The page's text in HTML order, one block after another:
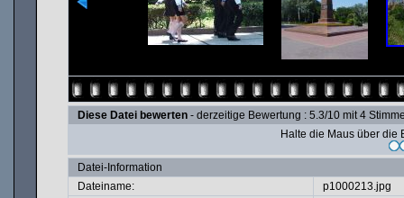
Diese Datei bewerten - derzeitige Bewertung : 5.3/10 mit 4
Halte die Maus über die
Datei-Information
Dateiname:
p1000213.jpg